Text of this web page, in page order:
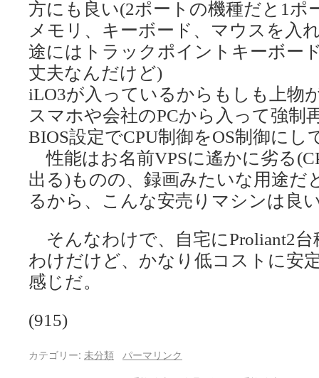
方にも良い(2ポートの機種だと1ポ
メモリ、キーボード、マウスを
途にはトラックポイントキーボー
丈夫なんだけど)
iLO3が入っているからもしも上物
スマホや会社のPCから入って強制
BIOS設定でCPU制御をOS制御にし
性能はお名前VPSに遙かに劣る
出る)ものの、録画みたいな用途だ
るから、こんな安売りマシンは良
そんなわけで、自宅にProliant2
わけだけど、かなり低コストに安
感じだ。
(915)
カテゴリー: 未分類 パーマリンク